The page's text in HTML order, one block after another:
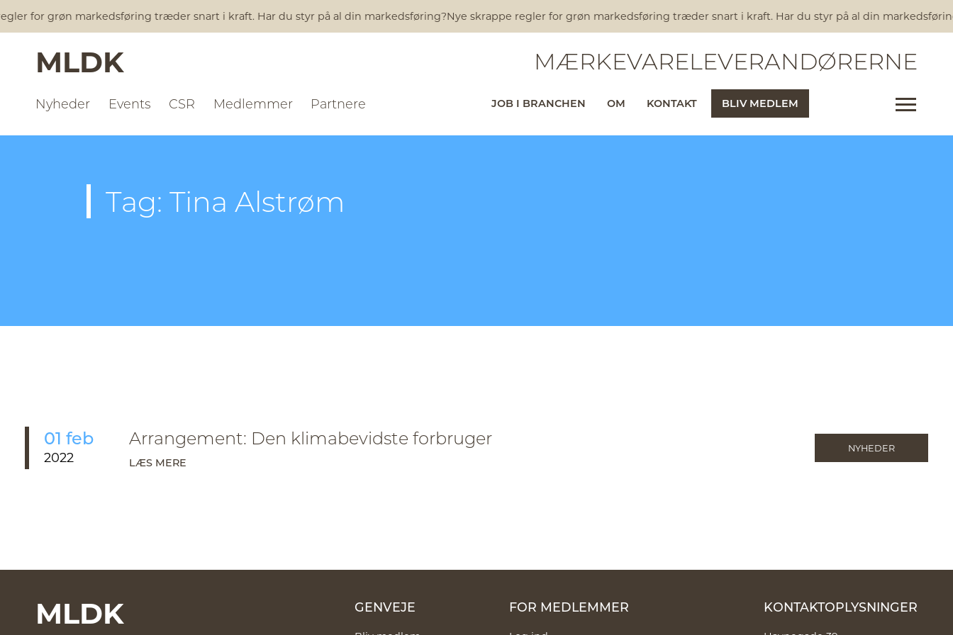
for grøn markedsføring træder snart i kraft. Har du styr på al din markedsføring?Nye skrappe regler for grøn markedsføring træder snart i kraft. Har du styr på al din
MLDK MÆRKEVARELEVERANDØRERNE
Nyheder Events CSR Medlemmer Partnere JOB I BRANCHEN OM KONTAKT BLIV MEDLEM
Tag: Tina Alstrøm
01 feb
2022
Arrangement: Den klimabevidste forbruger
LÆS MERE
NYHEDER
MLDK GENVEJE FOR MEDLEMMER KONTAKTOPLYSNINGER